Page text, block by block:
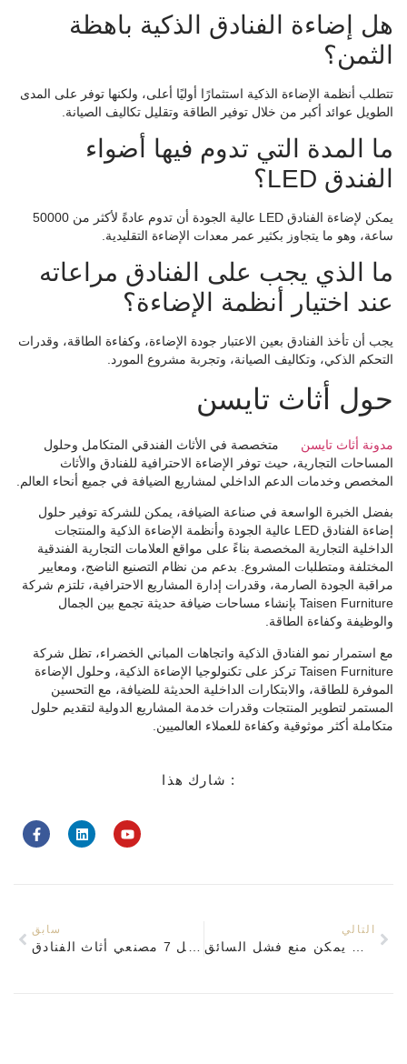
هل إضاءة الفنادق الذكية باهظة
الثمن؟
تتطلب أنظمة الإضاءة الذكية استثمارًا أوليًا أعلى، ولكنها توفر على المدى
الطويل عوائد أكبر من خلال توفير الطاقة وتقليل تكاليف الصيانة.
ما المدة التي تدوم فيها أضواء
الفندق LED؟
يمكن لإضاءة الفنادق LED عالية الجودة أن تدوم عادةً لأكثر من 50000
ساعة، وهو ما يتجاوز بكثير عمر معدات الإضاءة التقليدية.
ما الذي يجب على الفنادق مراعاته
عند اختيار أنظمة الإضاءة؟
يجب أن تأخذ الفنادق بعين الاعتبار جودة الإضاءة، وكفاءة الطاقة، وقدرات
التحكم الذكي، وتكاليف الصيانة، وتجربة مشروع المورد.
حول أثاث تايسن
مدونة أثاث تايسن
متخصصة في الأثاث الفندقي المتكامل وحلول
المساحات التجارية، حيث توفر الإضاءة الاحترافية للفنادق والأثاث
المخصص وخدمات الدعم الداخلي لمشاريع الضيافة في جميع أنحاء العالم.
بفضل الخبرة الواسعة في صناعة الضيافة، يمكن للشركة توفير حلول
إضاءة الفنادق LED عالية الجودة وأنظمة الإضاءة الذكية والمنتجات
الداخلية التجارية المخصصة بناءً على مواقع العلامات التجارية الفندقية
المختلفة ومتطلبات المشروع. بدعم من نظام التصنيع الناضج، ومعايير
مراقبة الجودة الصارمة، وقدرات إدارة المشاريع الاحترافية، تلتزم شركة
Taisen Furniture بإنشاء مساحات ضيافة حديثة تجمع بين الجمال
والوظيفة وكفاءة الطاقة.
مع استمرار نمو الفنادق الذكية واتجاهات المباني الخضراء، تظل شركة
Taisen Furniture تركز على تكنولوجيا الإضاءة الذكية، وحلول الإضاءة
الموفرة للطاقة، والابتكارات الداخلية الحديثة للضيافة، مع التحسين
المستمر لتطوير المنتجات وقدرات خدمة المشاريع الدولية لتقديم حلول
متكاملة أكثر موثوقية وكفاءة للعملاء العالميين.
شارك هذا :
سابق
أفضل 7 مصنعي أثاث الفنادق OEM في الصين لعام 2026
التالي
لماذا تومض إضاءة الفندق أو يتغير لونها وكيف يمكن منع فشل السائق？